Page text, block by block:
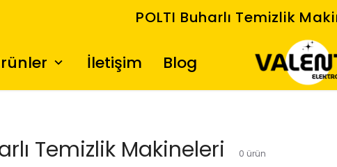
POLTI Buharlı Temizlik
İletişim Blog
Temizlik Makineleri 0 ürün